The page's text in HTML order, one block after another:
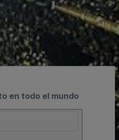
en todo el mundo